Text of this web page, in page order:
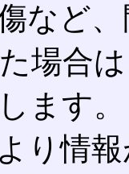
など
場合
ます。
り情